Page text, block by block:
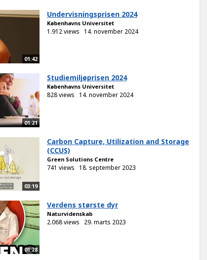
01:42
Undervisningsprisen 2024
Københavns Universitet
1.912 views 14. november 2024
01:21
Studiemiljøprisen 2024
Københavns Universitet
828 views 14. november 2024
03:19
Carbon Capture, Utilization and Storage
(CCUS)
Green Solutions Centre
741 views 18. september 2023
01:28
Verdens største dyr
Naturvidenskab
2.068 views 29. marts 2023